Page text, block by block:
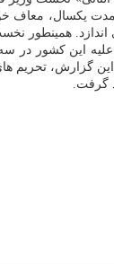
یكسال، معاف